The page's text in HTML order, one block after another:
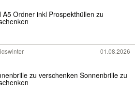
A5 Ordner inkl Prospekthüllen zu
01.08.2026
zu verschenken Sonnenbrille zu